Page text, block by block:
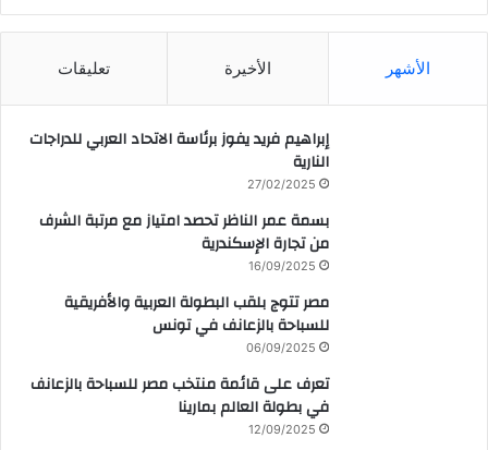
الأشهر الأخيرة تعليقات
إبراهيم فريد يفوز برئاسة الاتحاد العربي للدراجات
النارية
27/02/2025
بسمة عمر الناظر تحصد امتياز مع مرتبة الشرف
من تجارة الإسكندرية
16/09/2025
مصر تتوج بلقب البطولة العربية والأفريقية
للسباحة بالزعانف في تونس
06/09/2025
تعرف على قائمة منتخب مصر للسباحة بالزعانف
في بطولة العالم بمارينا
12/09/2025